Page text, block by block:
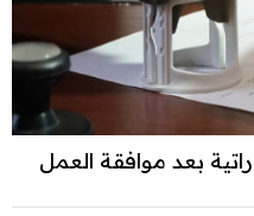
بعد موافقة العمل